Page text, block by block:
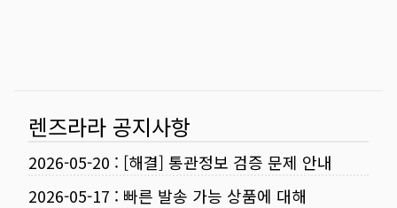
렌즈라라 공지사항
2026-05-20 : [해결] 통관정보 검증 문제 안내
2026-05-17 : 빠른 발송 가능 상품에 대해